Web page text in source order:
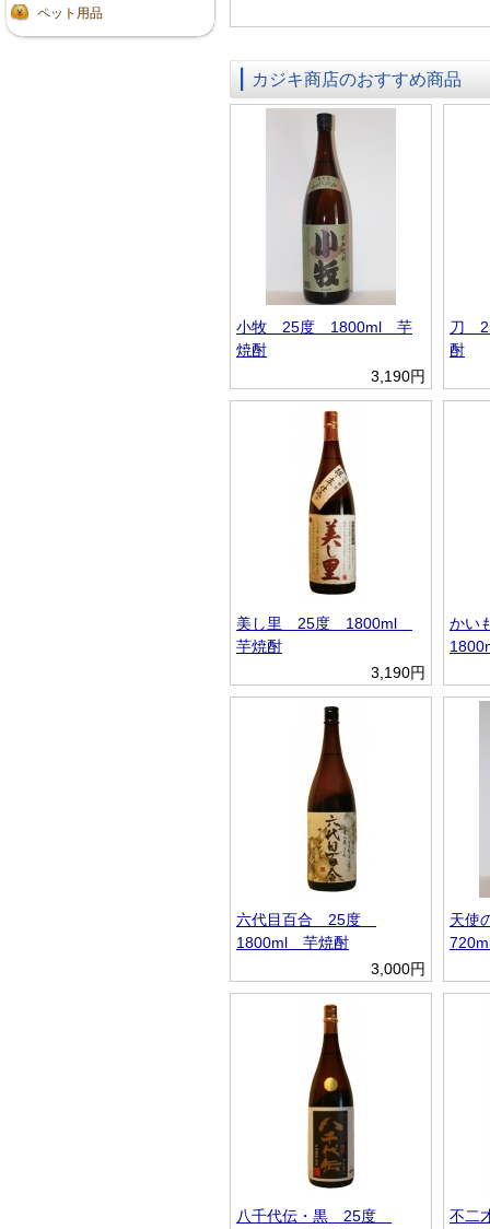
ペット用品
カジキ商店のおすすめ商品
小牧 25度 1800ml 芋
焼酎
3,190円
刀
酎
美し里 25度 1800ml
芋焼酎
3,190円
かい
六代目百合 25度
1800ml 芋焼酎
3,000円
天
八千代伝・黒 25度
不